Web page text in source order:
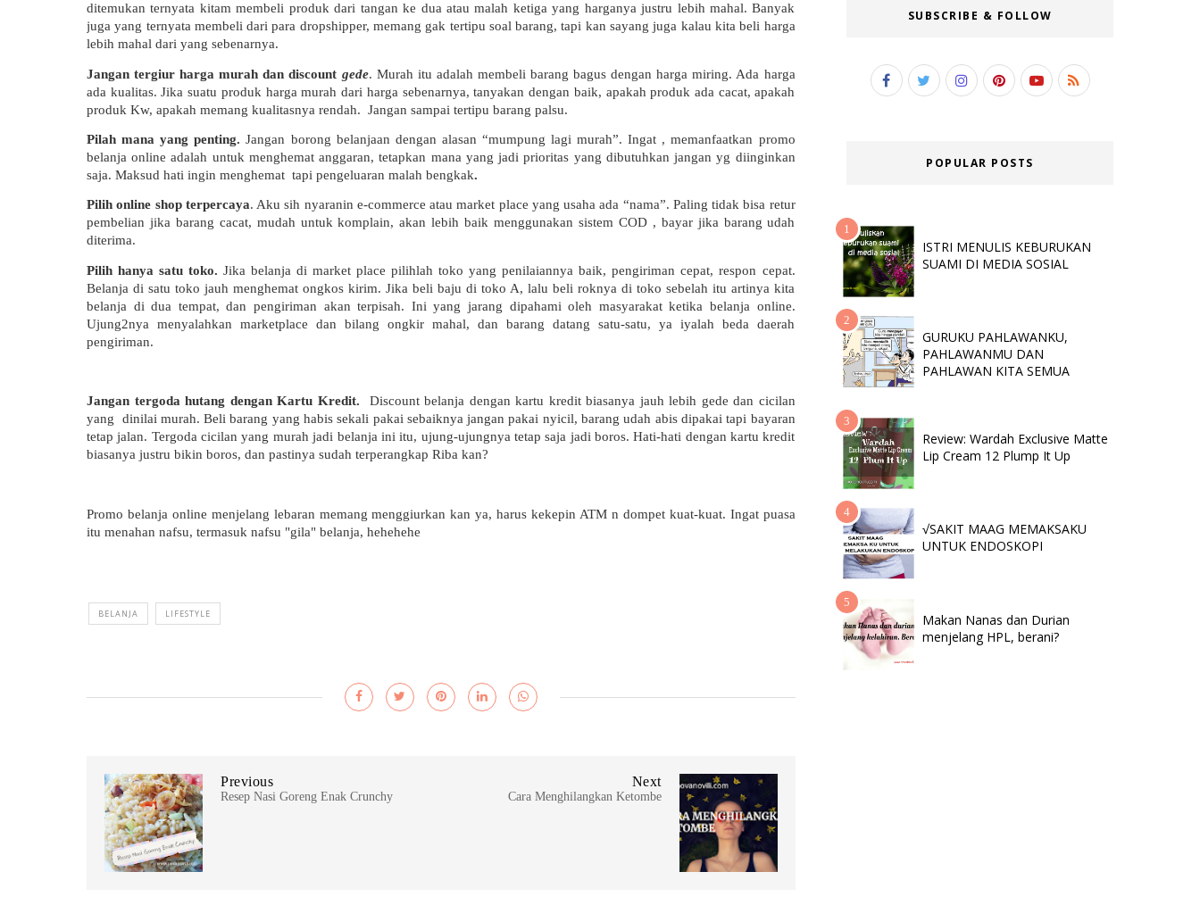
ditemukan ternyata kitam membeli produk dari tangan ke dua atau malah ketiga yang harganya justru lebih mahal. Banyak
juga yang ternyata membeli dari para dropshipper, memang gak tertipu soal barang, tapi kan sayang juga kalau kita beli harga
lebih mahal dari yang sebenarnya.
Jangan tergiur harga murah dan discount gede. Murah itu adalah membeli barang bagus dengan harga miring. Ada harga
ada kualitas. Jika suatu produk harga murah dari harga sebenarnya, tanyakan dengan baik, apakah produk ada cacat, apakah
produk Kw, apakah memang kualitasnya rendah.  Jangan sampai tertipu barang palsu.
Pilah mana yang penting. Jangan borong belanjaan dengan alasan “mumpung lagi murah”. Ingat , memanfaatkan promo
belanja online adalah untuk menghemat anggaran, tetapkan mana yang jadi prioritas yang dibutuhkan jangan yg diinginkan
saja. Maksud hati ingin menghemat  tapi pengeluaran malah bengkak.
Pilih online shop terpercaya. Aku sih nyaranin e-commerce atau market place yang usaha ada “nama”. Paling tidak bisa retur
pembelian jika barang cacat, mudah untuk komplain, akan lebih baik menggunakan sistem COD , bayar jika barang udah
diterima.
Pilih hanya satu toko. Jika belanja di market place pilihlah toko yang penilaiannya baik, pengiriman cepat, respon cepat.
Belanja di satu toko jauh menghemat ongkos kirim. Jika beli baju di toko A, lalu beli roknya di toko sebelah itu artinya kita
belanja di dua tempat, dan pengiriman akan terpisah. Ini yang jarang dipahami oleh masyarakat ketika belanja online.
Ujung2nya menyalahkan marketplace dan bilang ongkir mahal, dan barang datang satu-satu, ya iyalah beda daerah
pengiriman.
Jangan tergoda hutang dengan Kartu Kredit.
Discount belanja dengan kartu kredit biasanya jauh lebih gede dan cicilan
yang  dinilai murah. Beli barang yang habis sekali pakai sebaiknya jangan pakai nyicil, barang udah abis dipakai tapi bayaran
tetap jalan. Tergoda cicilan yang murah jadi belanja ini itu, ujung-ujungnya tetap saja jadi boros. Hati-hati dengan kartu kredit
biasanya justru bikin boros, dan pastinya sudah terperangkap Riba kan?
Promo belanja online menjelang lebaran memang menggiurkan kan ya, harus kekepin ATM n dompet kuat-kuat. Ingat puasa
itu menahan nafsu, termasuk nafsu "gila" belanja, hehehehe
BELANJA LIFESTYLE
Next
Cara Menghilangkan Ketombe
Previous
Resep Nasi Goreng Enak Crunchy
SUBSCRIBE & FOLLOW
POPULAR POSTS
ISTRI MENULIS KEBURUKAN
SUAMI DI MEDIA SOSIAL
GURUKU PAHLAWANKU,
PAHLAWANMU DAN
PAHLAWAN KITA SEMUA
Review: Wardah Exclusive Matte
Lip Cream 12 Plump It Up
√SAKIT MAAG MEMAKSAKU
UNTUK ENDOSKOPI
Makan Nanas dan Durian
menjelang HPL, berani?